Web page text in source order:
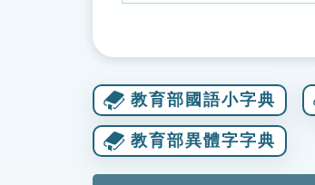
教育部國語小字典
教育部異體字字典